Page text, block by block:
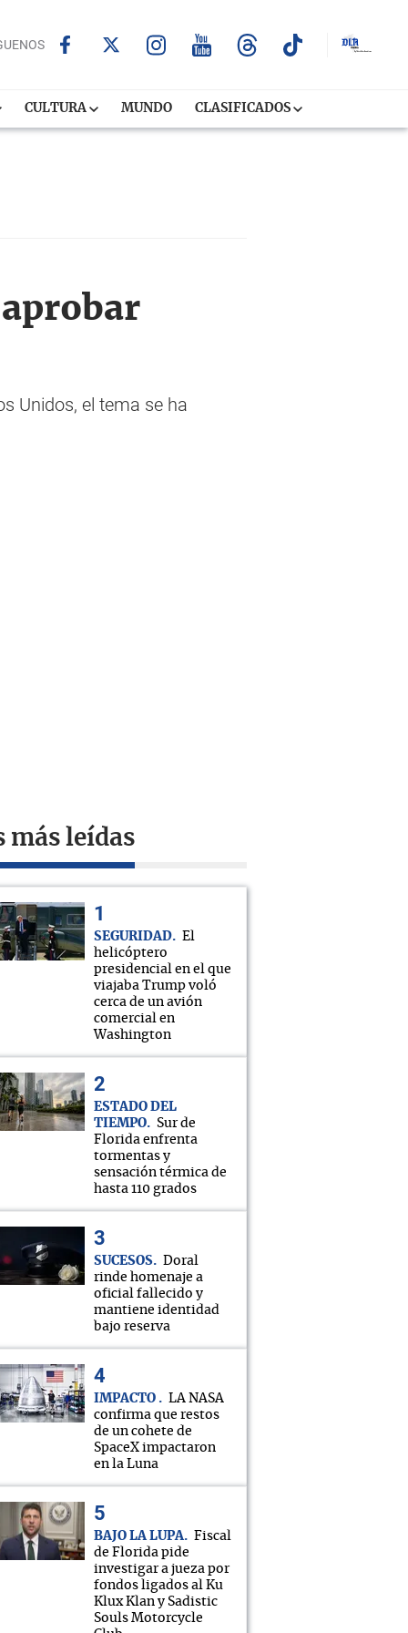
CULTURA MUNDO CLASIFICADOS
Unidos, el tema se ha
más leídas
SEGURIDAD
El
helicóptero
presidencial en el que
viajaba Trump voló
cerca de un avión
comercial en
Washington
ESTADO DEL
TIEMPO
Sur de
Florida enfrenta
tormentas y
sensación térmica de
hasta 110 grados
SUCESOS
Doral
rinde homenaje a
oficial fallecido y
mantiene identidad
bajo reserva
IMPACTO
LA NASA
confirma que restos
de un cohete de
SpaceX impactaron
en la Luna
BAJO LA LUPA
Fiscal
de Florida pide
investigar a jueza por
fondos ligados al Ku
Klux Klan y Sadistic
Souls Motorcycle